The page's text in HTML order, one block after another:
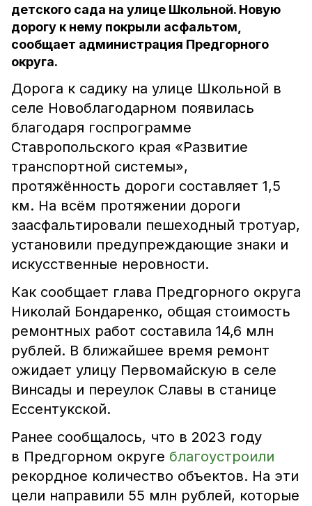
детского сада на улице Школьной. Новую
дорогу к нему покрыли асфальтом,
сообщает администрация Предгорного
округа.
Дорога к садику на улице Школьной в
селе Новоблагодарном появилась
благодаря госпрограмме
Ставропольского края «Развитие
транспортной системы»,
протяжённость дороги составляет 1,5
км. На всём протяжении дороги
заасфальтировали пешеходный тротуар,
установили предупреждающие знаки и
искусственные неровности.
Как сообщает глава Предгорного округа
Николай Бондаренко, общая стоимость
ремонтных работ составила 14,6 млн
рублей. В ближайшее время ремонт
ожидает улицу Первомайскую в селе
Винсады и переулок Славы в станице
Ессентукской.
Ранее сообщалось, что в 2023 году
в Предгорном округе благоустроили
рекордное количество объектов. На эти
цели направили 55 млн рублей, которые